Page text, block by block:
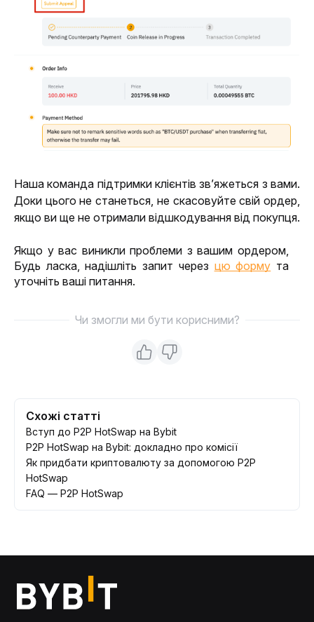
Наша команда підтримки клієнтів зв’яжеться з вами.
Доки цього не станеться, не скасовуйте свій ордер,
якщо ви ще не отримали відшкодування від покупця.
Будь ласка, надішліть запит через цю форму та
уточніть ваші питання.
Чи змогли ми бути корисними?
Схожі статті
Вступ до P2P HotSwap на Bybit
P2P HotSwap на Bybit: докладно про комісії
Як придбати криптовалюту за допомогою P2P
HotSwap
FAQ — P2P HotSwap